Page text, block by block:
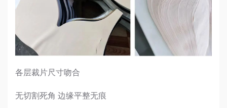
各层裁片尺寸吻合
无切割死角 边缘平整无痕